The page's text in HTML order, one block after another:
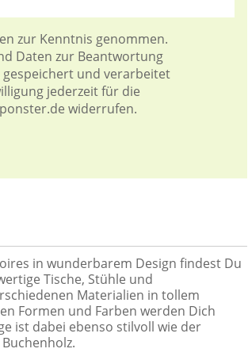
zur Kenntnis genommen.
Daten zur Beantwortung
und verarbeitet
jederzeit für die
widerrufen.
in wunderbarem Design findest Du
Tische, Stühle und
Materialien in tollem
Formen und Farben werden Dich
ist dabei ebenso stilvoll wie der